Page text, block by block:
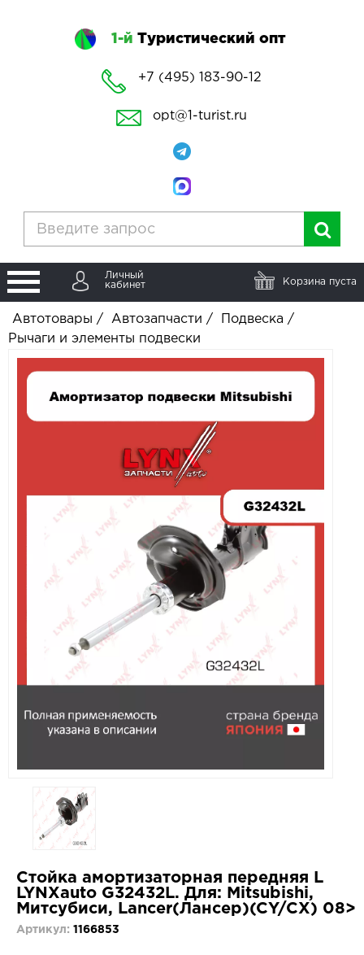
1-й Туристический опт
+7 (495) 183-90-12
opt@1-turist.ru
Личный
кабинет
Корзина пуста
Автотовары / Автозапчасти / Подвеска /
Рычаги и элементы подвески
Стойка амортизаторная передняя L
LYNXauto G32432L. Для: Mitsubishi,
Митсубиси, Lancer(Лансер)(CY/CX) 08>
Артикул: 1166853